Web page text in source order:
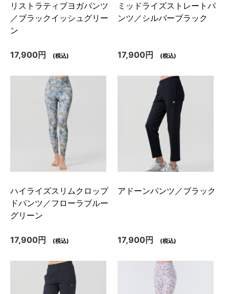
リストラティブヨガパンツ
／ブラックイッシュグリー
ン
17,900円 (税込)
ミッドライズストレートパ
ンツ／シルバーブラック
17,900円 (税込)
ハイライズスリムクロップ
ドパンツ／フローラブルー
グリーン
17,900円 (税込)
アドーンパンツ／ブラック
17,900円 (税込)